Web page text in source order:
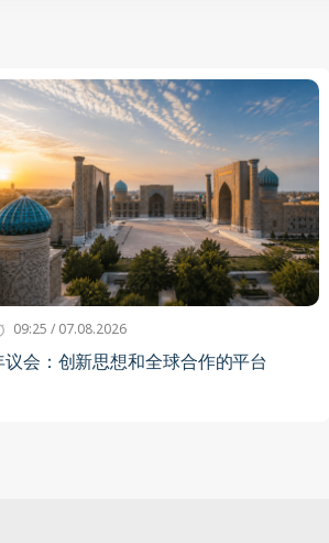
09:25 / 07.08.2026
议会：创新思想和全球合作的平台